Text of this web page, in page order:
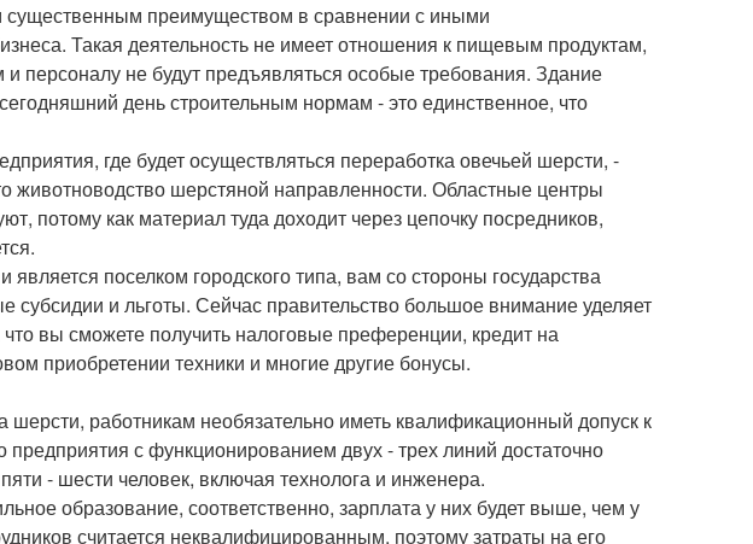
существенным преимуществом в сравнении с иными
Такая деятельность не имеет отношения к пищевым продуктам,
персоналу не будут предъявляться особые требования. Здание
день строительным нормам - это единственное, что
где будет осуществляться переработка овечьей шерсти, -
животноводство шерстяной направленности. Областные центры
потому как материал туда доходит через цепочку посредников,
поселком городского типа, вам со стороны государства
субсидии и льготы. Сейчас правительство большое внимание уделяет
вы сможете получить налоговые преференции, кредит на
приобретении техники и многие другие бонусы.
шерсти, работникам необязательно иметь квалификационный допуск к
с функционированием двух - трех линий достаточно
- шести человек, включая технолога и инженера.
образование, соответственно, зарплата у них будет выше, чем у
считается неквалифицированным, поэтому затраты на его